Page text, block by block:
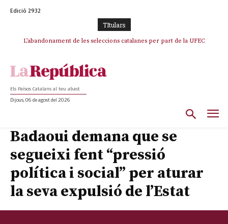
Edició 2932
TItulars
L’abandonament de les seleccions catalanes per part de la UFEC
TV3 perd el lideratge després de 23 mesos: Una deriva sense continguts i
Els Països Catalans al teu abast
Dijous, 06 de agost del 2026
Badaoui demana que se
segueixi fent “pressió
política i social” per aturar
la seva expulsió de l’Estat